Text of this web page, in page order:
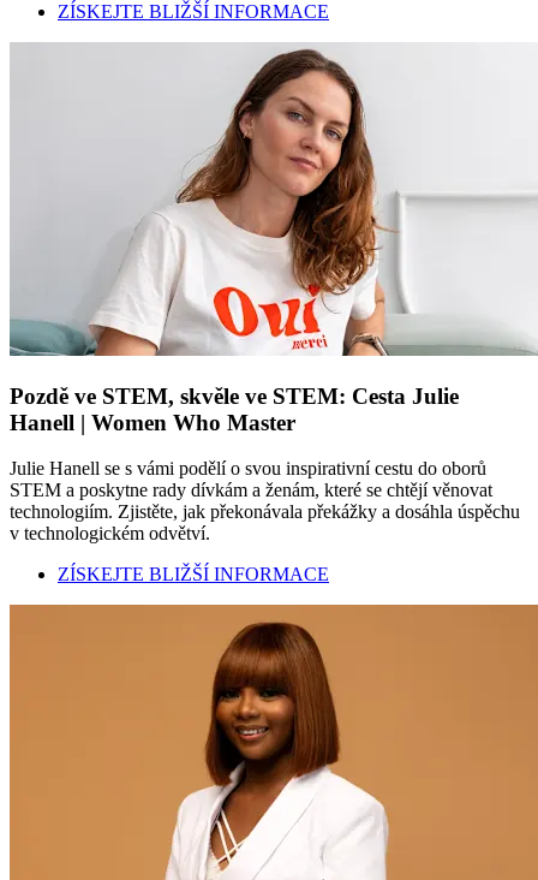
ZÍSKEJTE BLIŽŠÍ INFORMACE
Pozdě ve STEM, skvěle ve STEM: Cesta Julie
Hanell | Women Who Master
Julie Hanell se s vámi podělí o svou inspirativní cestu do oborů
STEM a poskytne rady dívkám a ženám, které se chtějí věnovat
technologiím. Zjistěte, jak překonávala překážky a dosáhla úspěchu
v technologickém odvětví.
ZÍSKEJTE BLIŽŠÍ INFORMACE